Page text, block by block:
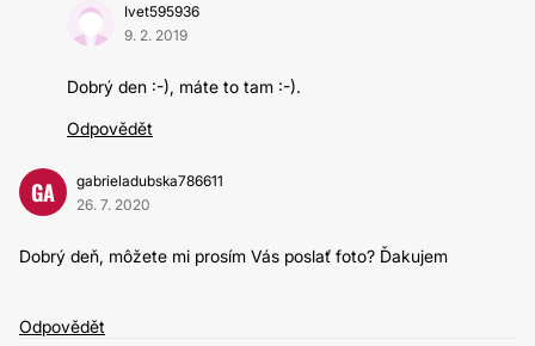
Ivet595936
9. 2. 2019
Dobrý den :-), máte to tam :-).
Odpovědět
GA
gabrieladubska786611
26. 7. 2020
Dobrý deň, môžete mi prosím Vás poslať foto? Ďakujem
Odpovědět